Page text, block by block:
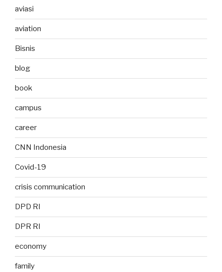
aviasi
aviation
Bisnis
blog
book
campus
career
CNN Indonesia
Covid-19
crisis communication
DPD RI
DPR RI
economy
family